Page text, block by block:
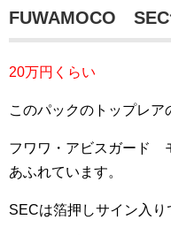
FUWAMOCO SEC
20万円くらい
このパックのトップレア
フワワ・アビスガード
あふれています。
SECは箔押しサイン入り